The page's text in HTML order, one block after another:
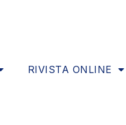
RIVISTA ONLINE